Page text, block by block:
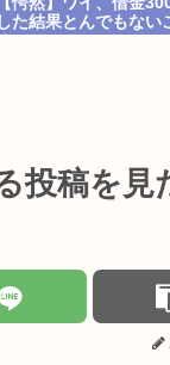
した結果とんでもない
投稿を見